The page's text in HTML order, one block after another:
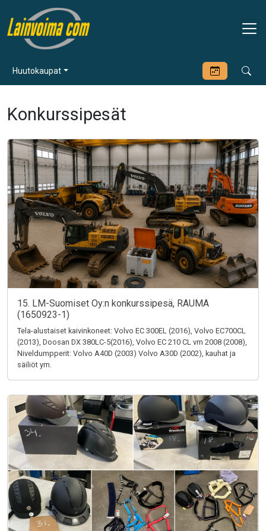
Huutokaupat
Konkurssipesät
15. LM-Suomiset Oy:n konkurssipesä, RAUMA
(1650923-1)
Tela-alustaiset kaivinkoneet: Volvo EC 300EL (2016), Volvo EC700CL
(2013), Doosan DX 380LC-5(2016), Volvo EC 210 CL vm 2008 (2008),
Niveldumpperit: Volvo A40D (2003) Volvo A30D (2002), kauhat ja
säiliöt ym.